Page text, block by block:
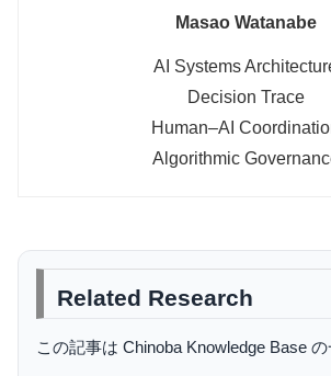
Masao Watanabe
AI Systems
Decision Trace
Human–AI
Algorithmic
Related Research
この記事は Chinoba Knowledge Base の